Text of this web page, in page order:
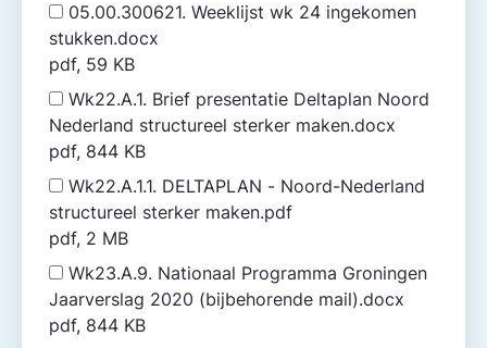
05.00.300621. Weeklijst wk 24 ingekomen
stukken.docx
pdf, 59 KB
Wk22.A.1. Brief presentatie Deltaplan Noord
Nederland structureel sterker maken.docx
pdf, 844 KB
Wk22.A.1.1. DELTAPLAN - Noord-Nederland
structureel sterker maken.pdf
pdf, 2 MB
Wk23.A.9. Nationaal Programma Groningen
Jaarverslag 2020 (bijbehorende mail).docx
pdf, 844 KB